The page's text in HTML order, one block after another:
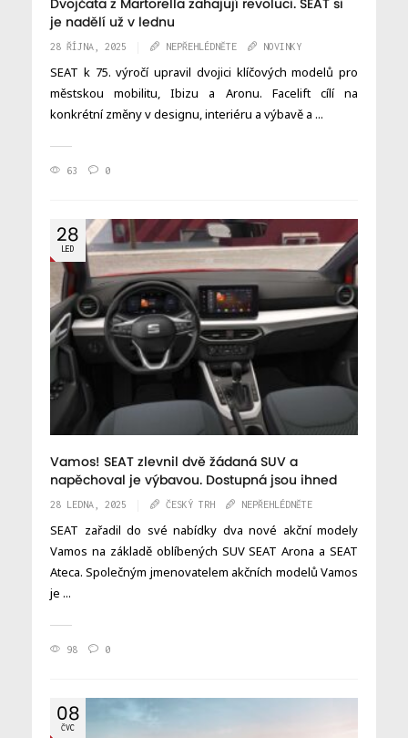
Dvojčata z Martorella zahajují revoluci. SEAT si
je nadělí už v lednu
28 ŘÍJNA, 2025 NEPŘEHLÉDNĚTE NOVINKY
SEAT k 75. výročí upravil dvojici klíčových modelů pro
městskou mobilitu, Ibizu a Aronu. Facelift cílí na
konkrétní změny v designu, interiéru a výbavě a ...
63 0
28
LED
Vamos! SEAT zlevnil dvě žádaná SUV a
napěchoval je výbavou. Dostupná jsou ihned
28 LEDNA, 2025 ČESKÝ TRH NEPŘEHLÉDNĚTE
SEAT zařadil do své nabídky dva nové akční modely
Vamos na základě oblíbených SUV SEAT Arona a SEAT
Ateca. Společným jmenovatelem akčních modelů Vamos
je ...
98 0
08
ČVC